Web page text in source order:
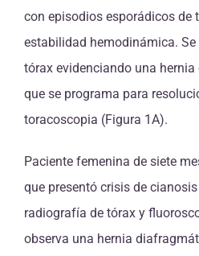
con episodios esporádicos de
estabilidad hemodinámica.
tórax evidenciando una
que se programa para
toracoscopia (Figura 1A).
Paciente femenina de siete
que presentó crisis de
radiografía de tórax y
observa una hernia